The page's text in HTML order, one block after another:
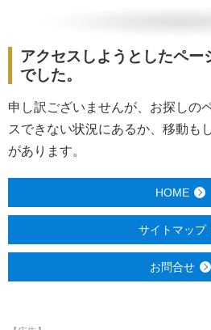
アクセスしようとしたペー
でした。
申し訳ございませんが、お探しの
スできない状況にあるか、移動も
があります。
HOME
サイトマップ
お問合せ